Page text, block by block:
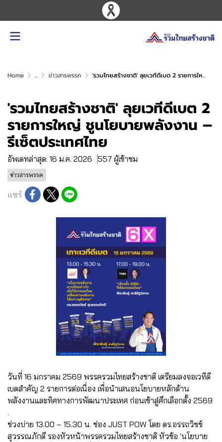
Home ... ข่าวสารพรรค 'รวมไทยสร้างชาติ' ลุยเวทีดีเบต 2 รายการใหญ่ ชูนโยบายพลังงาน – รีเซ็ตประเทศไทย
'รวมไทยสร้างชาติ' ลุยเวทีดีเบต 2
รายการใหญ่ ชูนโยบายพลังงาน –
รีเซ็ตประเทศไทย
อัพเดทล่าสุด: 16 ม.ค. 2026 557 ผู้เข้าชม
ข่าวสารพรรค
แชร์
วันที่ 16 มกราคม 2569 พรรครวมไทยสร้างชาติ เตรียมลงจอเวทีดี
เบตสำคัญ 2 รายการต่อเนื่อง เพื่อนำเสนอนโยบายหลักด้าน
พลังงานและทิศทางการพัฒนาประเทศ ก่อนเข้าสู่ศึกเลือกตั้ง 2569
.
ช่วงบ่าย 13.00 – 15.30 น. ช่อง JUST POW โดย ดร.อรรถวิชช์
สุวรรณภักดี รองหัวหน้าพรรครวมไทยสร้างชาติ หัวข้อ 'นโยบาย